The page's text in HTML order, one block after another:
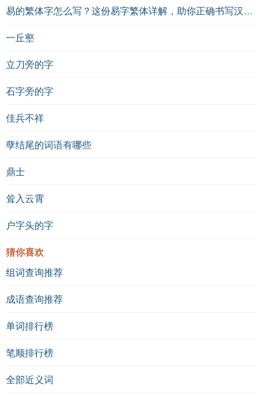
易的繁体字怎么写？这份易字繁体详解，助你正确书写汉字_汉字繁体学习
一丘壑
立刀旁的字
石字旁的字
佳兵不祥
孽结尾的词语有哪些
鼎士
耸入云霄
户字头的字
猜你喜欢
组词查询推荐
成语查询推荐
单词排行榜
笔顺排行榜
全部近义词